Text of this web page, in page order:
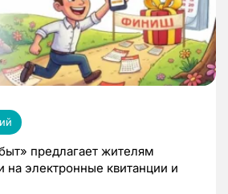
предлагает жителям
на электронные квитанции и